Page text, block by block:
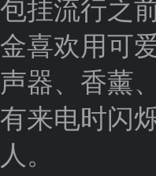
包挂流行之
金喜欢用可
声器、香薰
有来电时闪
人。